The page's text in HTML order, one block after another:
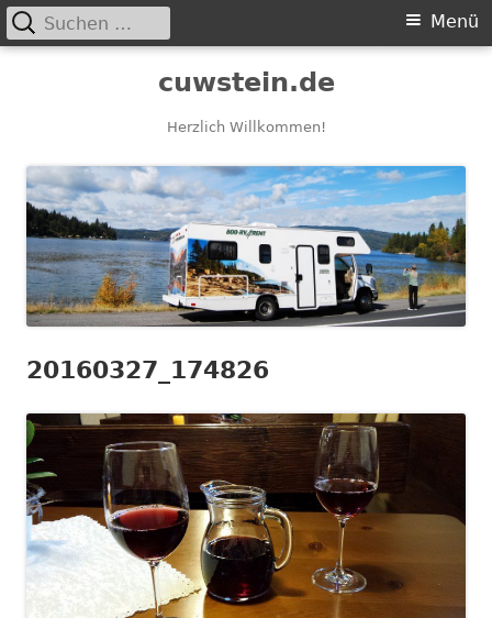
cuwstein.de
Herzlich Willkommen!
Primäres
Menü
Suchen
nach:
20160327_174826